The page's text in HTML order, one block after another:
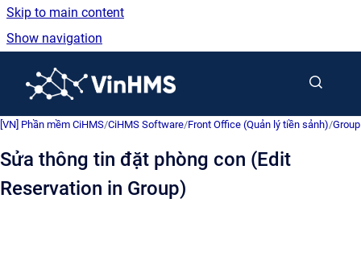
Skip to main content
Show navigation
[VN] Phần mềm CiHMS/CiHMS Software/Front Office (Quản lý tiền sảnh)/
Sửa thông tin đặt phòng con (Edit
Reservation in Group)